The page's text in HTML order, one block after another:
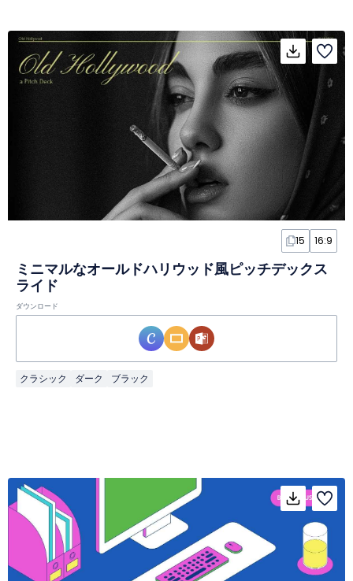
15 16:9
ミニマルなオールドハリウッド風ピッチデックス
ライド
ダウンロード
クラシック ダーク ブラック